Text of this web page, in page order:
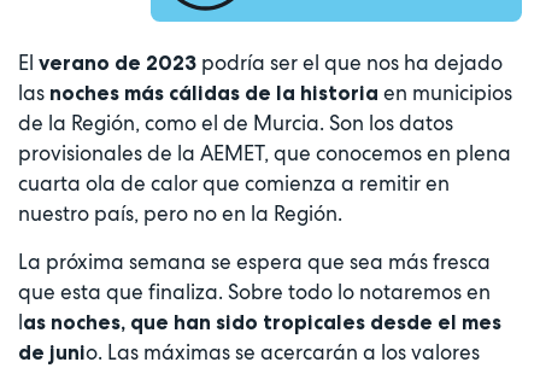
El verano de 2023 podría ser el que nos ha dejado
las noches más cálidas de la historia en municipios
de la Región, como el de Murcia. Son los datos
provisionales de la AEMET, que conocemos en plena
cuarta ola de calor que comienza a remitir en
nuestro país, pero no en la Región.
La próxima semana se espera que sea más fresca
que esta que finaliza. Sobre todo lo notaremos en
las noches, que han sido tropicales desde el mes
de junio. Las máximas se acercarán a los valores